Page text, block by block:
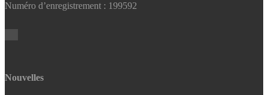
Numéro d’enregistrement : 199592
Nouvelles